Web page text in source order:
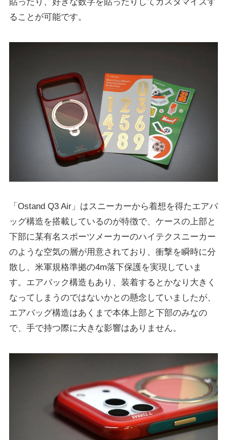
ることが可能です。
「Ostand Q3 Air」はスニーカーから着想を得たエアバ
ッグ構造を搭載しているのが特徴で、ケースの上部と
下部に某有名スポーツメーカーのハイテクスニーカー
のような空気の層が用意されており、衝撃を瞬時に分
散し、米軍規格準拠の4m落下保護を実現していま
す。エアバック構造もあり、装着するとかなり大きく
なってしまうのではないかとの懸念していましたが、
エアバッグ構造はあくまで本体上部と下部のみなの
で、手で持つ際に大きな影響はありません。